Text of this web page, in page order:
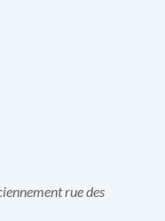
rue des